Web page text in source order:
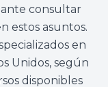
consultar
estos asuntos.
en
Unidos, según
disponibles